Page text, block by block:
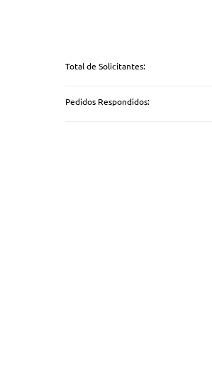
Total de Solicitantes:
Pedidos Respondidos: